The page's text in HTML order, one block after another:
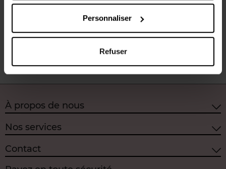
Personnaliser
Refuser
19,99 € Ajouter 22,99 € Ajouter
À propos de nous
Nos services
Contact